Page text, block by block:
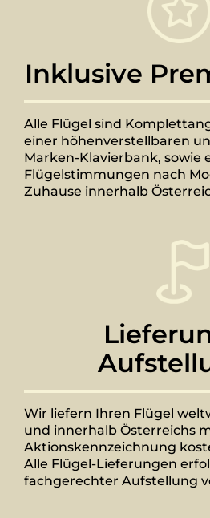
Inklusive
Alle Flügel sind
einer höhenverstellbaren
Marken-Klavierbank, sowie
Flügelstimmungen nach
Zuhause innerhalb
Wir liefern Ihren Flügel
und innerhalb Österreichs
Aktionskennzeichnung
Alle Flügel-Lieferungen
fachgerechter Aufstellung